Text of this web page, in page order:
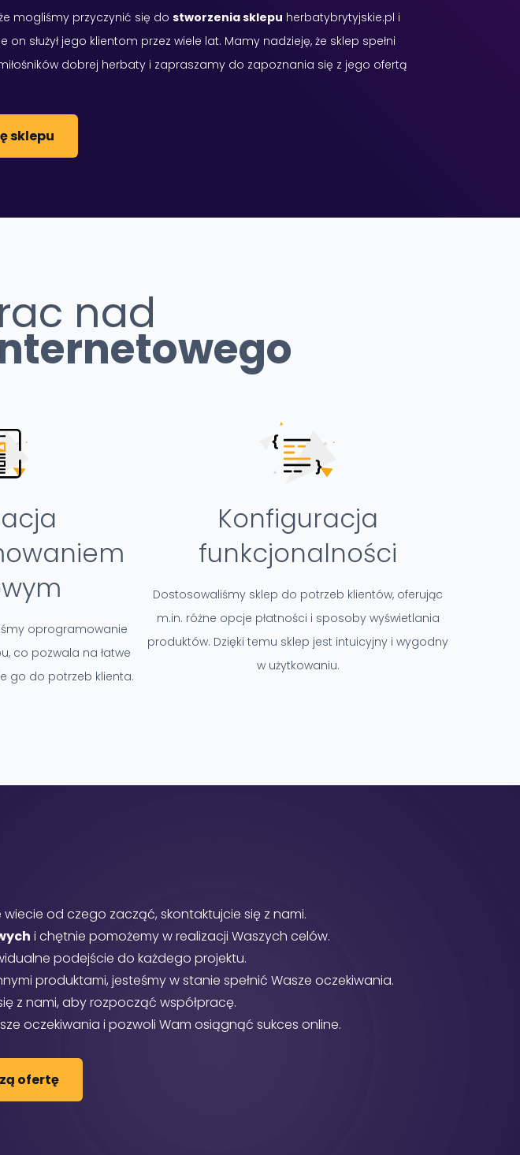
mogliśmy przyczynić się dostworzenia sklepu herbatybrytyjskie.pl i
on służył jego klientom przez wiele lat. Mamy nadzieję, że sklep spełni
dobrej herbaty i zapraszamy do zapoznania się z jego ofertą
sklepu
nad
oprogramowanie
co pozwala na łatwe
go do potrzeb klienta.
Konfiguracja
funkcjonalności
Dostosowaliśmy sklep do potrzeb klientów, oferując
m.in. różne opcje płatności i sposoby wyświetlania
produktów. Dzięki temu sklep jest intuicyjny i wygodny
w użytkowaniu.
od czego zacząć, skontaktujcie się z nami.
i chętnie pomożemy w realizacji Waszych celów.
podejście do każdego projektu.
produktami, jesteśmy w stanie spełnić Wasze oczekiwania.
z nami, aby rozpocząć współpracę.
oczekiwania i pozwoli Wam osiągnąć sukces online.
ofertę